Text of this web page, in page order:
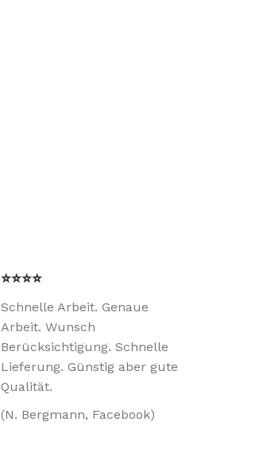
⭐⭐⭐⭐
Schnelle Arbeit. Genaue
Arbeit. Wunsch
Berücksichtigung. Schnelle
Lieferung. Günstig aber gute
Qualität.
(N. Bergmann, Facebook)